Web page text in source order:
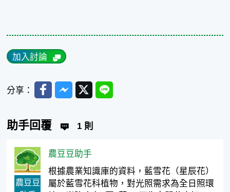
加入討論
分享： FacebookMessenger
TwitterLine
助手回覆 1 則
農豆豆
農豆豆助手
根據農業知識庫的資料，藍雪花（星辰花）
屬於藍雪花科植物，對光照需求為全日照環